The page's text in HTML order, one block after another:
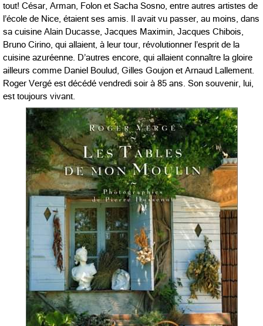
tout! César, Arman, Folon et Sacha Sosno, entre autres artistes de
l’école de Nice, étaient ses amis. Il avait vu passer, au moins, dans
sa cuisine Alain Ducasse, Jacques Maximin, Jacques Chibois,
Bruno Cirino, qui allaient, à leur tour, révolutionner l’esprit de la
cuisine azuréenne. D’autres encore, qui allaient connaître la gloire
ailleurs comme Daniel Boulud, Gilles Goujon et Arnaud Lallement.
Roger Vergé est décédé vendredi soir à 85 ans. Son souvenir, lui,
est toujours vivant.